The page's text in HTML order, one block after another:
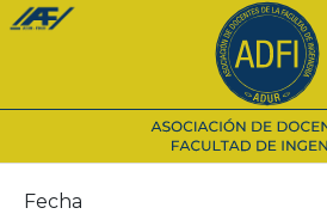
Pasar
Secondary menu
Fecha